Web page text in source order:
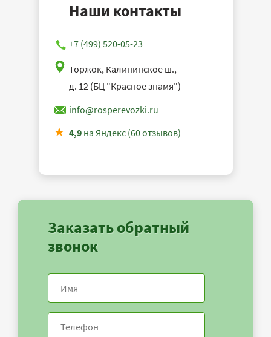
Наши контакты
+7 (499) 520-05-23
Торжок, Калининское ш.,
д. 12 (БЦ "Красное знамя")
info@rosperevozki.ru
4,9на Яндекс (60 отзывов)
Заказать обратный
звонок